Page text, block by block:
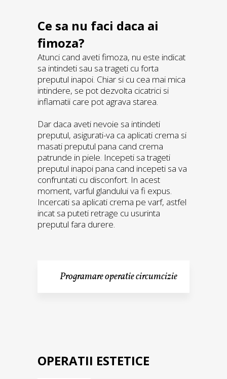
Ce sa nu faci daca ai
fimoza?
Atunci cand aveti fimoza, nu este indicat
sa intindeti sau sa trageti cu forta
preputul inapoi. Chiar si cu cea mai mica
intindere, se pot dezvolta cicatrici si
inflamatii care pot agrava starea.
Dar daca aveti nevoie sa intindeti
preputul, asigurati-va ca aplicati crema si
masati preputul pana cand crema
patrunde in piele. Incepeti sa trageti
preputul inapoi pana cand incepeti sa va
confruntati cu disconfort. In acest
moment, varful glandului va fi expus.
Incercati sa aplicati crema pe varf, astfel
incat sa puteti retrage cu usurinta
preputul fara durere.
Programare operatie circumcizie
OPERATII ESTETICE